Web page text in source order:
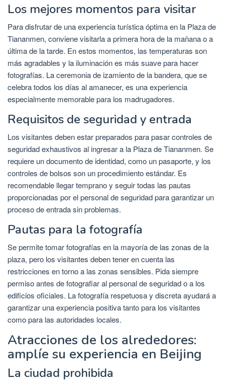
Los mejores momentos para visitar
Para disfrutar de una experiencia turística óptima en la Plaza de
Tiananmen, conviene visitarla a primera hora de la mañana o a
última de la tarde. En estos momentos, las temperaturas son
más agradables y la iluminación es más suave para hacer
fotografías. La ceremonia de izamiento de la bandera, que se
celebra todos los días al amanecer, es una experiencia
especialmente memorable para los madrugadores.
Requisitos de seguridad y entrada
Los visitantes deben estar preparados para pasar controles de
seguridad exhaustivos al ingresar a la Plaza de Tiananmen. Se
requiere un documento de identidad, como un pasaporte, y los
controles de bolsos son un procedimiento estándar. Es
recomendable llegar temprano y seguir todas las pautas
proporcionadas por el personal de seguridad para garantizar un
proceso de entrada sin problemas.
Pautas para la fotografía
Se permite tomar fotografías en la mayoría de las zonas de la
plaza, pero los visitantes deben tener en cuenta las
restricciones en torno a las zonas sensibles. Pida siempre
permiso antes de fotografiar al personal de seguridad o a los
edificios oficiales. La fotografía respetuosa y discreta ayudará a
garantizar una experiencia positiva tanto para los visitantes
como para las autoridades locales.
Atracciones de los alrededores:
amplíe su experiencia en Beijing
La ciudad prohibida